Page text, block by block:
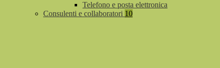
Telefono e posta elettronica
Consulenti e collaboratori 10